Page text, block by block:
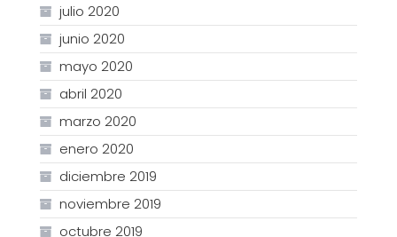
julio 2020
junio 2020
mayo 2020
abril 2020
marzo 2020
enero 2020
diciembre 2019
noviembre 2019
octubre 2019